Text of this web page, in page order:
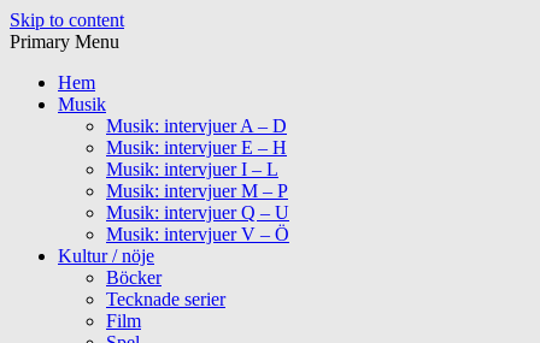
Skip to content
Primary Menu
Hem
Musik
Musik: intervjuer A – D
Musik: intervjuer E – H
Musik: intervjuer I – L
Musik: intervjuer M – P
Musik: intervjuer Q – U
Musik: intervjuer V – Ö
Kultur / nöje
Böcker
Tecknade serier
Film